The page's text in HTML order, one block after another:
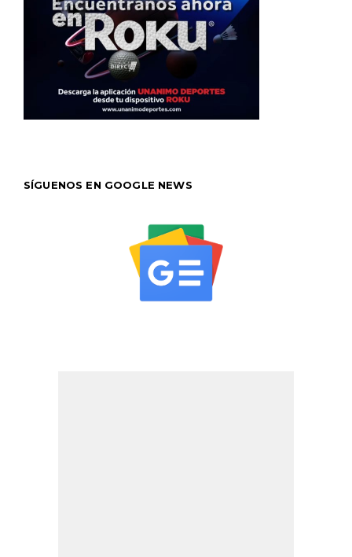
SÍGUENOS EN GOOGLE NEWS